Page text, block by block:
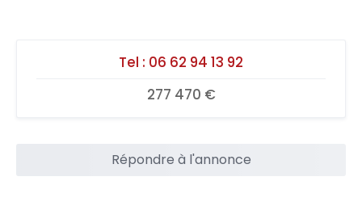
Tel : 06 62 94 13 92
277 470 €
Répondre à l'annonce